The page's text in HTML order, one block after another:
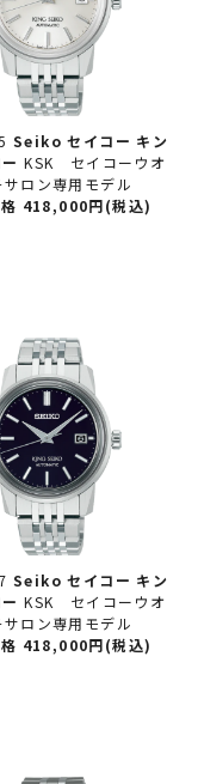
Seiko セイコー キン
ーKSK セイコーウオ
サロン専用モデル
格 418,000円(税込)
Seiko セイコー キン
ーKSK セイコーウオ
サロン専用モデル
格 418,000円(税込)